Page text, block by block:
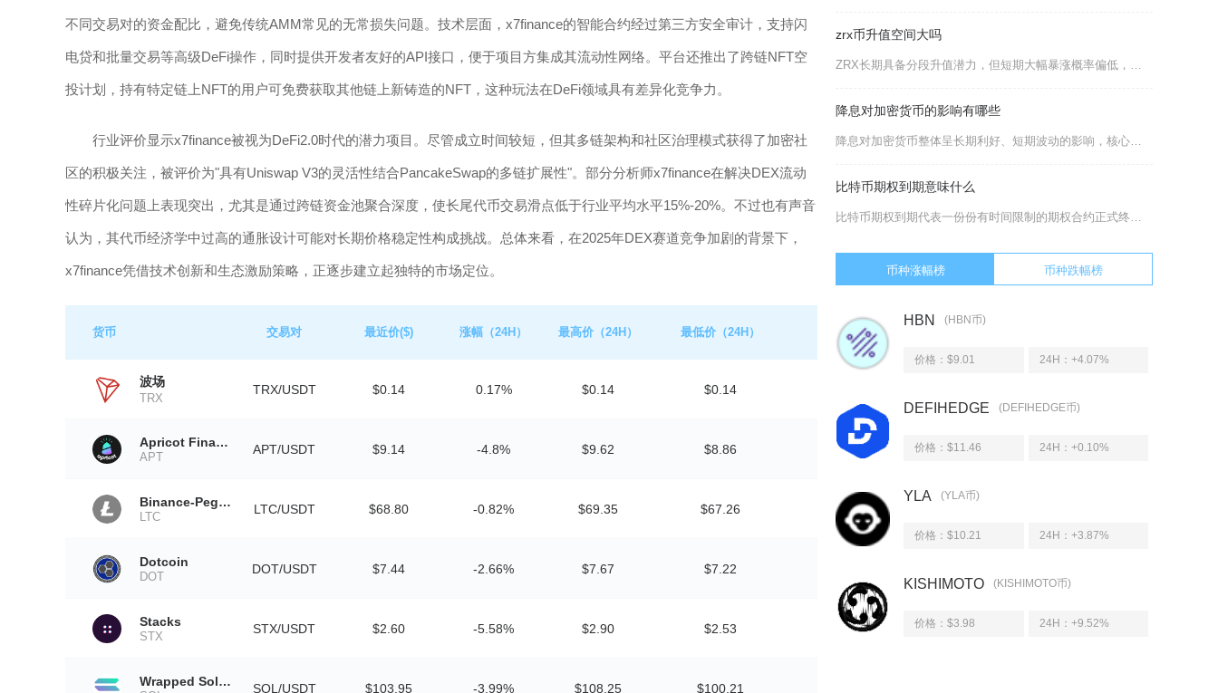
不同交易对的资金配比，避免传统AMM常见的无常损失问题。技术层面，x7finance的智能合约经过第三方安全审计，支持闪
电贷和批量交易等高级DeFi操作，同时提供开发者友好的API接口，便于项目方集成其流动性网络。平台还推出了跨链NFT空
投计划，持有特定链上NFT的用户可免费获取其他链上新铸造的NFT，这种玩法在DeFi领域具有差异化竞争力。
行业评价显示x7finance被视为DeFi2.0时代的潜力项目。尽管成立时间较短，但其多链架构和社区治理模式获得了加密社
区的积极关注，被评价为"具有Uniswap V3的灵活性结合PancakeSwap的多链扩展性"。部分分析师x7finance在解决DEX流动
性碎片化问题上表现突出，尤其是通过跨链资金池聚合深度，使长尾代币交易滑点低于行业平均水平15%-20%。不过也有声音
认为，其代币经济学中过高的通胀设计可能对长期价格稳定性构成挑战。总体来看，在2025年DEX赛道竞争加剧的背景下，
x7finance凭借技术创新和生态激励策略，正逐步建立起独特的市场定位。
货币 交易对 最近价($) 涨幅（24H） 最高价（24H） 最低价（24H）
波场
TRX
TRX/USDT $0.14 0.17% $0.14 $0.14
Apricot Finance
APT
APT/USDT $9.14 -4.8% $9.62 $8.86
Binance-Peg Litecoin
LTC
LTC/USDT $68.80 -0.82% $69.35 $67.26
Dotcoin
DOT
DOT/USDT $7.44 -2.66% $7.67 $7.22
Stacks
STX
STX/USDT $2.60 -5.58% $2.90 $2.53
Wrapped Solana SOL/USDT $103.95 -3.99% $108.25 $100.21
zrx币升值空间大吗
ZRX长期具备分段升值潜力，但短期大幅暴涨概率偏低，整体呈现熊市筑底、牛市随DeFi行情稳
降息对加密货币的影响有哪些
降息对加密货币整体呈长期利好、短期波动的影响，核心通过流动性宽松、美元走弱、机会成本下降与
比特币期权到期意味什么
比特币期权到期代表一份份有时间限制的期权合约正式终止，合约权利失效，市场集中完成结算，但到
币种涨幅榜 币种跌幅榜
HBN (HBN币)
价格：$9.01 24H： +4.07%
DEFIHEDGE (DEFIHEDGE币)
价格：$11.46 24H： +0.10%
YLA (YLA币)
价格：$10.21 24H： +3.87%
KISHIMOTO (KISHIMOTO币)
价格：$3.98 24H： +9.52%